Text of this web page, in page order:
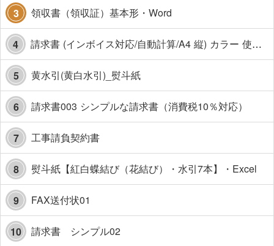
3 領収書（領収証）基本形・Word
4 請求書 (インボイス対応/自動計算/A4 縦) カラー 使い方解説あり
5 黄水引(黄白水引)_熨斗紙
6 請求書003 シンプルな請求書（消費税10％対応）
7 工事請負契約書
8 熨斗紙【紅白蝶結び（花結び）・水引7本】・Excel
9 FAX送付状01
10 請求書 シンプル02